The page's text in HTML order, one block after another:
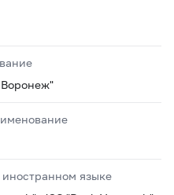
языке